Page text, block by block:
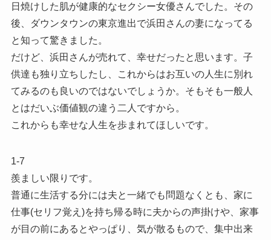
日焼けした肌が健康的なセクシー女優さんでした。その
後、ダウンタウンの東京進出で浜田さんの妻になってる
と知って驚きました。
だけど、浜田さんが売れて、幸せだったと思います。子
供達も独り立ちしたし、これからはお互いの人生に別れ
てみるのも良いのではないでしょうか。そもそも一般人
とはだいぶ価値観の違う二人ですから。
これからも幸せな人生を歩まれてほしいです。
1-7
羨ましい限りです。
普通に生活する分には夫と一緒でも問題なくとも、家に
仕事(セリフ覚え)を持ち帰る時に夫からの声掛けや、家事
が目の前にあるとやっぱり、気が散るもので、集中出来